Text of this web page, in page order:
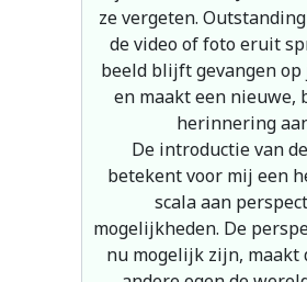
ze vergeten.
de video of foto eruit
beeld blijft gevangen
en maakt een nieuwe,
herinnering
De introductie van
betekent voor mij een
scala aan
mogelijkheden. De
nu mogelijk zijn, maakt